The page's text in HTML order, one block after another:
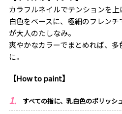
カラフルネイルでテンションを
白色をベースに、極細のフレン
が大人のたしなみ。
爽やかなカラーでまとめれば、
に。
【How to paint】
すべての指に、乳白色のポリッシ